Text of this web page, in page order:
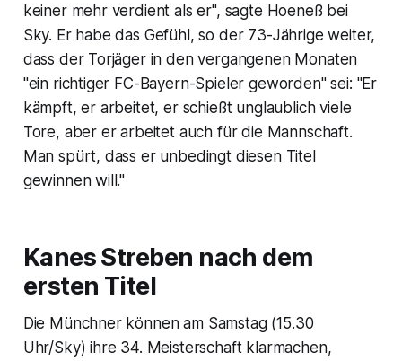
keiner mehr verdient als er", sagte Hoeneß bei
Sky. Er habe das Gefühl, so der 73-Jährige weiter,
dass der Torjäger in den vergangenen Monaten
"ein richtiger FC-Bayern-Spieler geworden" sei: "Er
kämpft, er arbeitet, er schießt unglaublich viele
Tore, aber er arbeitet auch für die Mannschaft.
Man spürt, dass er unbedingt diesen Titel
gewinnen will."
Kanes Streben nach dem
ersten Titel
Die Münchner können am Samstag (15.30
Uhr/Sky) ihre 34. Meisterschaft klarmachen,